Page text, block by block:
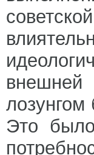
внешней
Это